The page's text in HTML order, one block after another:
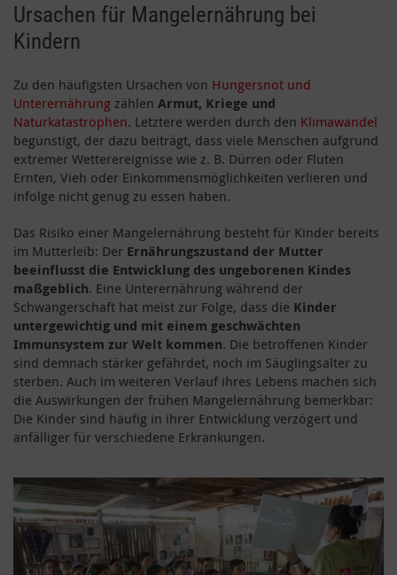
Ursachen für Mangelernährung bei
Kindern
Zu den häufigsten Ursachen von Hungersnot und
Unterernährung zählen Armut, Kriege und
Naturkatastrophen. Letztere werden durch den Klimawandel
begünstigt, der dazu beiträgt, dass viele Menschen aufgrund
extremer Wetterereignisse wie z. B. Dürren oder Fluten
Ernten, Vieh oder Einkommensmöglichkeiten verlieren und
infolge nicht genug zu essen haben.
Das Risiko einer Mangelernährung besteht für Kinder bereits
im Mutterleib: Der Ernährungszustand der Mutter
beeinflusst die Entwicklung des ungeborenen Kindes
maßgeblich. Eine Unterernährung während der
Schwangerschaft hat meist zur Folge, dass die Kinder
untergewichtig und mit einem geschwächten
Immunsystem zur Welt kommen. Die betroffenen Kinder
sind demnach stärker gefährdet, noch im Säuglingsalter zu
sterben. Auch im weiteren Verlauf ihres Lebens machen sich
die Auswirkungen der frühen Mangelernährung bemerkbar:
Die Kinder sind häufig in ihrer Entwicklung verzögert und
anfälliger für verschiedene Erkrankungen.